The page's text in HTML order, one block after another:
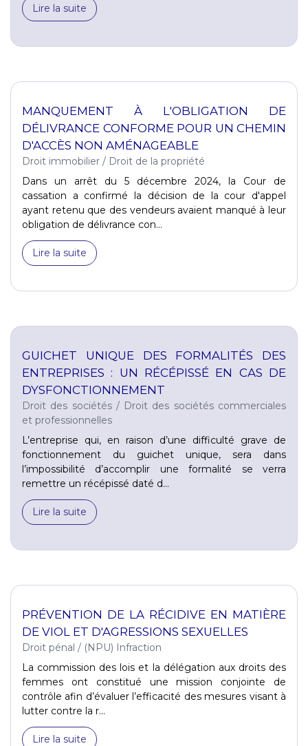
Lire la suite
MANQUEMENT À L'OBLIGATION DE
DÉLIVRANCE CONFORME POUR UN CHEMIN
D'ACCÈS NON AMÉNAGEABLE
Droit immobilier / Droit de la propriété
Dans un arrêt du 5 décembre 2024, la Cour de
cassation a confirmé la décision de la cour d'appel
ayant retenu que des vendeurs avaient manqué à leur
obligation de délivrance con...
Lire la suite
GUICHET UNIQUE DES FORMALITÉS DES
ENTREPRISES : UN RÉCÉPISSÉ EN CAS DE
DYSFONCTIONNEMENT
Droit des sociétés/ Droit des sociétés commerciales
et professionnelles
L’entreprise qui, en raison d’une difficulté grave de
fonctionnement du guichet unique, sera dans
l’impossibilité d’accomplir une formalité se verra
remettre un récépissé daté d...
Lire la suite
PRÉVENTION DE LA RÉCIDIVE EN MATIÈRE
DE VIOL ET D'AGRESSIONS SEXUELLES
Droit pénal / (NPU) Infraction
La commission des lois et la délégation aux droits des
femmes ont constitué une mission conjointe de
contrôle afin d’évaluer l’efficacité des mesures visant à
lutter contre la r...
Lire la suite